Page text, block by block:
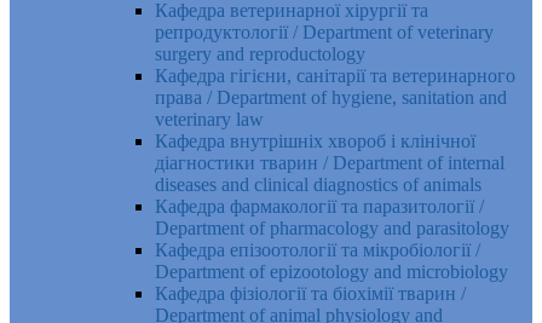
Кафедра ветеринарної хірургії та
репродуктології / Department of veterinary
surgery and reproductology
Кафедра гігієни, санітарії та ветеринарного
права / Department of hygiene, sanitation and
veterinary law
Кафедра внутрішніх хвороб і клінічної
діагностики тварин / Department of internal
diseases and clinical diagnostics of animals
Кафедра фармакології та паразитології /
Department of pharmacology and parasitology
Кафедра епізоотології та мікробіології /
Department of epizootology and microbiology
Кафедра фізіології та біохімії тварин /
Department of animal physiology and